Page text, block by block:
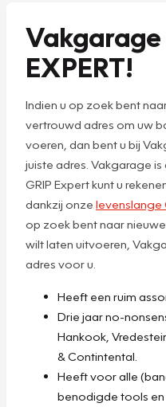
Vakgarage
EXPERT!
Indien u op zoek bent
vertrouwd adres om uw
voeren, dan bent u bij
juiste adres. Vakgarage is
GRIP Expert kunt u
dankzij onze levenslange
op zoek bent naar
wilt laten uitvoeren,
adres voor u.
Heeft een ruim
Drie jaar no-
Hankook,
& Contintental.
Heeft voor alle
benodigde tools en